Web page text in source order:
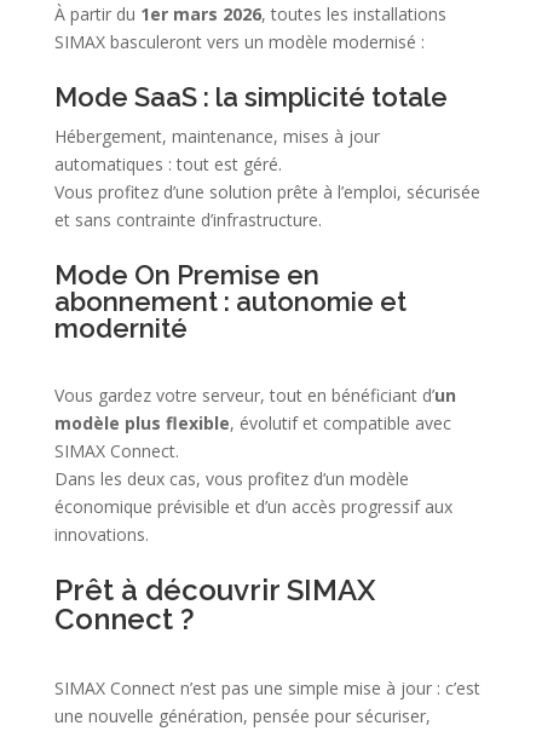
À partir du 1er mars 2026, toutes les installations
SIMAX basculeront vers un modèle modernisé :
Mode SaaS : la simplicité totale
Hébergement, maintenance, mises à jour
automatiques : tout est géré.
Vous profitez d’une solution prête à l’emploi, sécurisée
et sans contrainte d’infrastructure.
Mode On Premise en
abonnement : autonomie et
modernité
Vous gardez votre serveur, tout en bénéficiant d’un
modèle plus flexible, évolutif et compatible avec
SIMAX Connect.
Dans les deux cas, vous profitez d’un modèle
économique prévisible et d’un accès progressif aux
innovations.
Prêt à découvrir SIMAX
Connect ?
SIMAX Connect n’est pas une simple mise à jour : c’est
une nouvelle génération, pensée pour sécuriser,